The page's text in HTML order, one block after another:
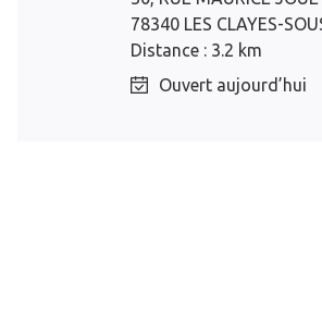
78340 LES CLAYES-
Distance : 3.2 km
Ouvert aujourd’hui